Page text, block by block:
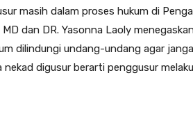
masih dalam proses hukum di
dan DR. Yasonna Laoly
dilindungi undang-undang agar
nekad digusur berarti penggusur